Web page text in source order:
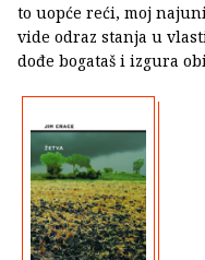
to uopće reći, moj
vide odraz stanja u
dođe bogataš i izgura